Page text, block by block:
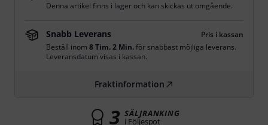
Denna artikel finns i lager och kan skickas ut omgående.
Snabb Leverans
Pris i kassan
Beställ inom 8 Tim. 2 Min.för snabbast möjliga leverans.
Leveransdatum visas i kassan.
Fraktinformation
3 SÄLJRANKING
i Följespot